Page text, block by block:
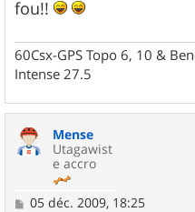
e
fou!!
60Csx-GPS Topo 6, 10 &
Intense 27.5
Mense
Utagawist
e accro
M
05 déc. 2009, 18:25